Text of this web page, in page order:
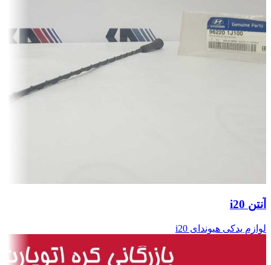
آنتن i20
لوازم یدکی هیوندای i20